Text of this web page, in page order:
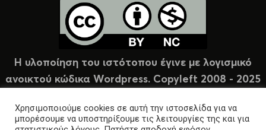
Η υλοποίηση του ιστότοπου έγινε με λογισμικό
ανοικτού κώδικα Wordpress. Copyleft 2008 - 2025
Χρησιμοποιούμε cookies σε αυτή την ιστοσελίδα για να
μπορέσουμε να υποστηρίξουμε τις λειτουργίες της και για